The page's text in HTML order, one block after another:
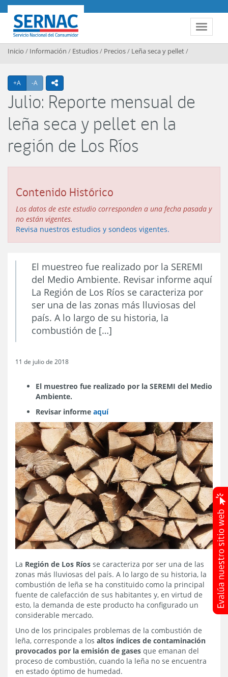
Contenido principal
Toggle
SERNAC
Inicio / Información / Estudios/ Precios/ Leña seca y pellet/
+A Agrandar texto
-A Achicar textoicono compartir
Julio: Reporte mensual de
leña seca y pellet en la
región de Los Ríos
Contenido Histórico
Los datos de este estudio corresponden a una fecha pasada y
no están vigentes.
Revisa nuestros estudios y sondeos vigentes.
El muestreo fue realizado por la SEREMI
del Medio Ambiente. Revisar informe aquí
La Región de Los Ríos se caracteriza por
ser una de las zonas más lluviosas del
país. A lo largo de su historia, la
combustión de […]
11 de julio de 2018
El muestreo fue realizado por la SEREMI del Medio
Ambiente.
Revisar informe aquí
La Región de Los Ríos se caracteriza por ser una de las
zonas más lluviosas del país. A lo largo de su historia, la
combustión de leña se ha constituido como la principal
fuente de calefacción de sus habitantes y, en virtud de
esto, la demanda de este producto ha configurado un
considerable mercado.
Uno de los principales problemas de la combustión de
leña, corresponde a los altos índices de contaminación
provocados por la emisión de gases que emanan del
proceso de combustión, cuando la leña no se encuentra
en estado óptimo de humedad.